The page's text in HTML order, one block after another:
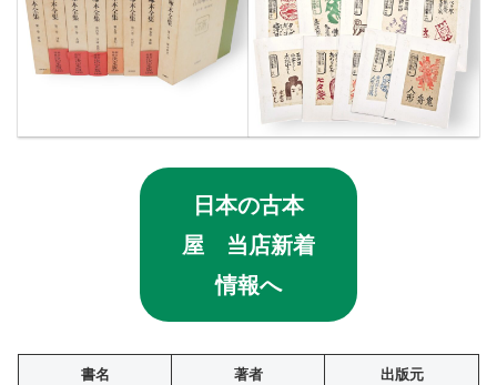
日本の古本
屋 当店新着
情報へ
書名 著者 出版元